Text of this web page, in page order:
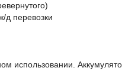
д перевозки
использовании.